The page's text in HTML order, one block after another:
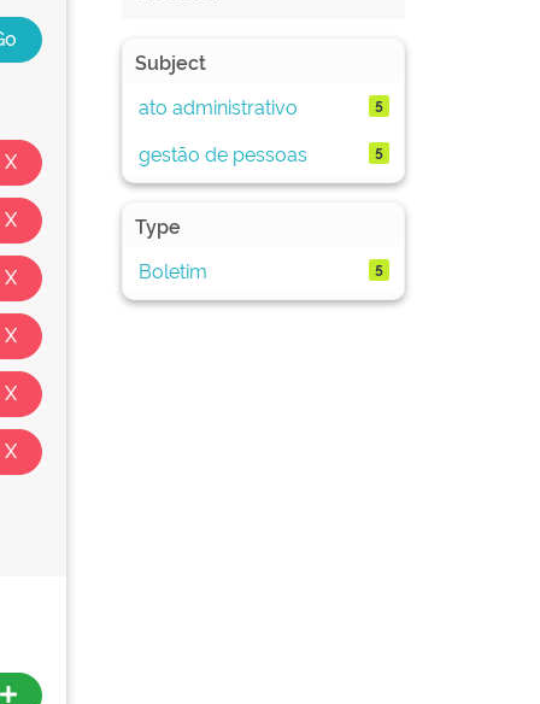
Subject
ato administrativo
5
gestão de pessoas 5
Type
Boletim
5